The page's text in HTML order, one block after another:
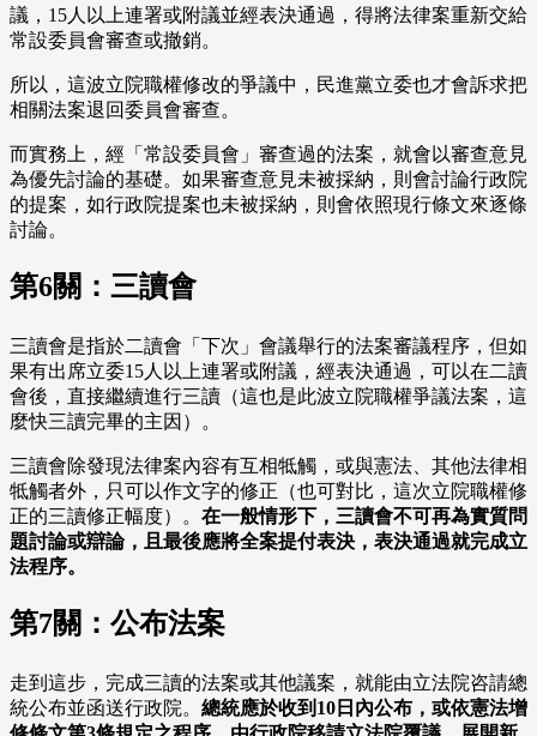
議，15人以上連署或附議並經表決通過，得將法律案重新交給
常設委員會審查或撤銷。
所以，這波立院職權修改的爭議中，民進黨立委也才會訴求把
相關法案退回委員會審查。
而實務上，經「常設委員會」審查過的法案，就會以審查意見
為優先討論的基礎。如果審查意見未被採納，則會討論行政院
的提案，如行政院提案也未被採納，則會依照現行條文來逐條
討論。
第6關：三讀會
三讀會是指於二讀會「下次」會議舉行的法案審議程序，但如
果有出席立委15人以上連署或附議，經表決通過，可以在二讀
會後，直接繼續進行三讀（這也是此波立院職權爭議法案，這
麼快三讀完畢的主因）。
三讀會除發現法律案內容有互相牴觸，或與憲法、其他法律相
牴觸者外，只可以作文字的修正（也可對比，這次立院職權修
正的三讀修正幅度）。 在一般情形下，三讀會不可再為實質問
題討論或辯論，且最後應將全案提付表決，表決通過就完成立
法程序。
第7關：公布法案
走到這步，完成三讀的法案或其他議案，就能由立法院咨請總
統公布並函送行政院。 總統應於收到10日內公布，或依憲法增